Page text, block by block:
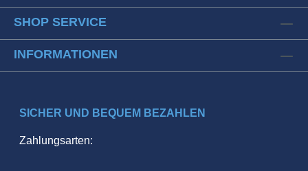
SHOP SERVICE
INFORMATIONEN
SICHER UND BEQUEM BEZAHLEN
Zahlungsarten: